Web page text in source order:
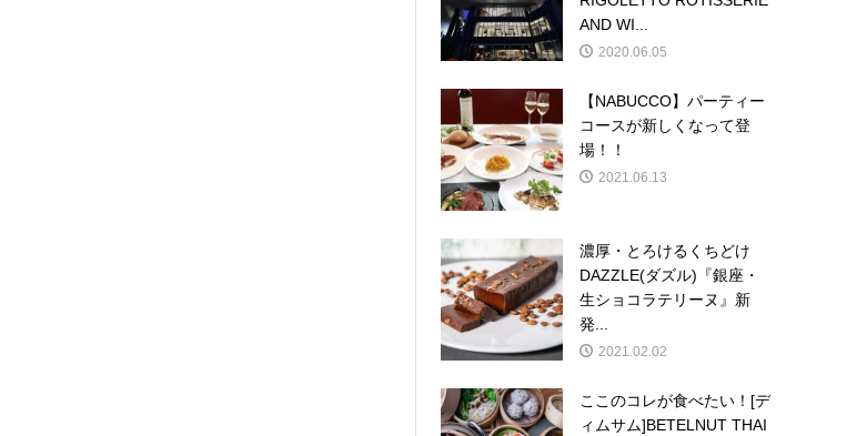
AND WI...
2020.06.05
【NABUCCO】パーティー
コースが新しくなって登
場！！
2021.06.13
濃厚・とろけるくちどけ
DAZZLE(ダズル)『銀座・
生ショコラテリーヌ』新
発...
2021.02.02
ここのコレが食べたい！[デ
ィムサム]BETELNUT THAI